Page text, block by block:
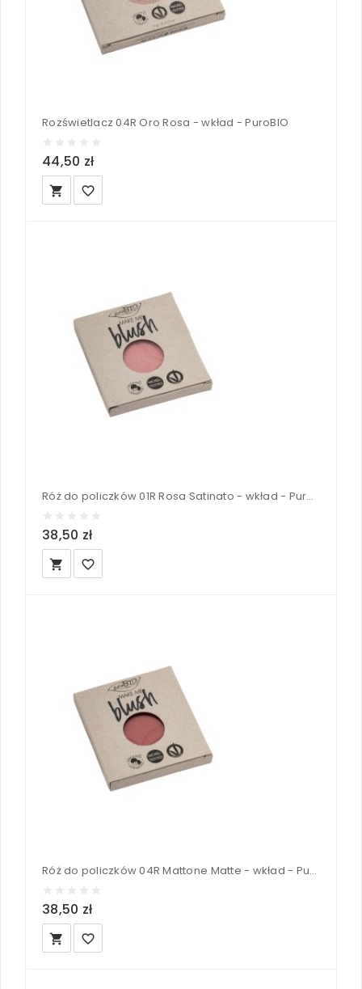
Rozświetlacz 04R Oro Rosa - wkład - PuroBIO
44,50 zł
local_grocery_store favorite_border
Róż do policzków 01R Rosa Satinato - wkład - PuroBIO
38,50 zł
local_grocery_store favorite_border
Róż do policzków 04R Mattone Matte - wkład - PuroBIO
38,50 zł
local_grocery_store favorite_border